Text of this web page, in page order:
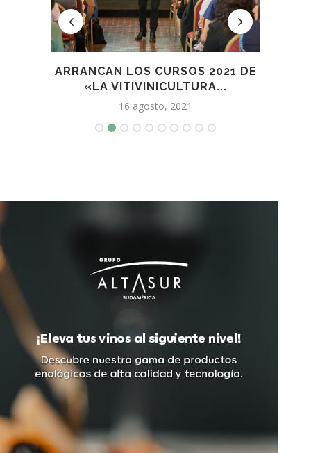
ARRANCAN LOS CURSOS 2021 DE
«LA VITIVINICULTURA...
16 agosto, 2021